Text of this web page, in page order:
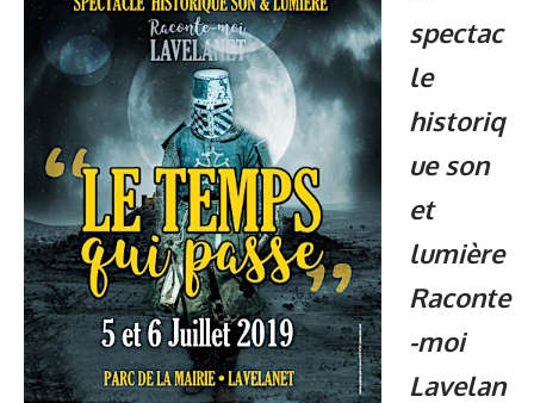
spectac
le
historiq
ue son
et
lumière
Raconte
-moi
Lavelan